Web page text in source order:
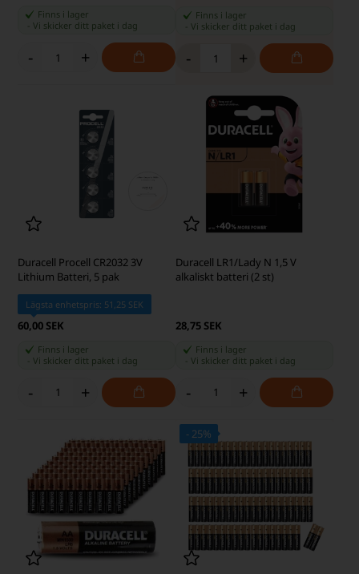
Finns i lager
-Vi skicker ditt paket i dag
- +
Finns i lager
Vi skicker ditt paket i dag
- +
Duracell Procell CR2032 3V
Lithium Batteri, 5 pak
Lägsta enhetspris: 51,25 SEK
60,00 SEK
Finns i lager
-Vi skicker ditt paket i dag
- +
Duracell LR1/Lady N 1,5 V
alkaliskt batteri (2 st)
28,75 SEK
Finns i lager
Vi skicker ditt paket i dag
- +
- 25%